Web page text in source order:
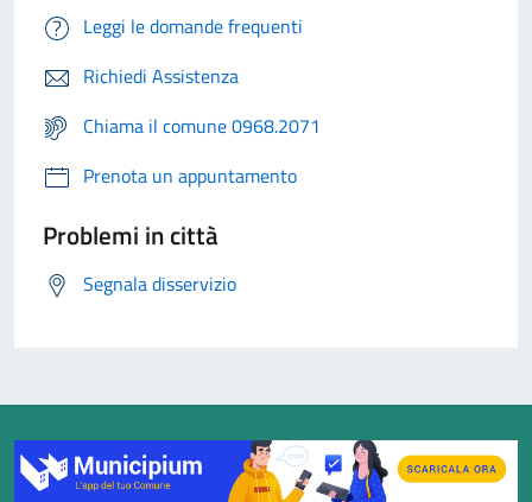
Leggi le domande frequenti
Richiedi Assistenza
Chiama il comune 0968.2071
Prenota un appuntamento
Problemi in città
Segnala disservizio